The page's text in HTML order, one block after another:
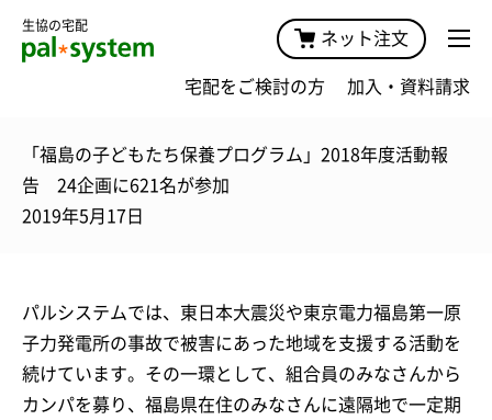
生協の宅配
ネット注文
宅配をご検討の方 加入・資料請求
「福島の子どもたち保養プログラム」2018年度活動報
告 24企画に621名が参加
2019年5月17日
パルシステムでは、東日本大震災や東京電力福島第一原
子力発電所の事故で被害にあった地域を支援する活動を
続けています。その一環として、組合員のみなさんから
カンパを募り、福島県在住のみなさんに遠隔地で一定期